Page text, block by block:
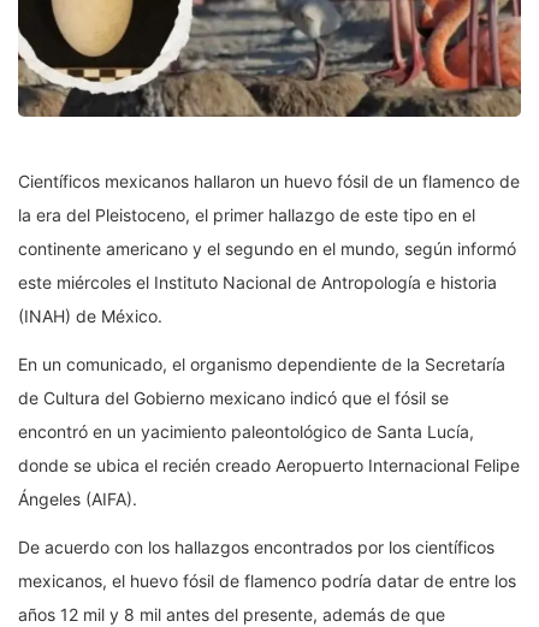
Científicos mexicanos hallaron un huevo fósil de un flamenco de
la era del Pleistoceno, el primer hallazgo de este tipo en el
continente americano y el segundo en el mundo, según informó
este miércoles el Instituto Nacional de Antropología e historia
(INAH) de México.
En un comunicado, el organismo dependiente de la Secretaría
de Cultura del Gobierno mexicano indicó que el fósil se
encontró en un yacimiento paleontológico de Santa Lucía,
donde se ubica el recién creado Aeropuerto Internacional Felipe
Ángeles (AIFA).
De acuerdo con los hallazgos encontrados por los científicos
mexicanos, el huevo fósil de flamenco podría datar de entre los
años 12 mil y 8 mil antes del presente, además de que